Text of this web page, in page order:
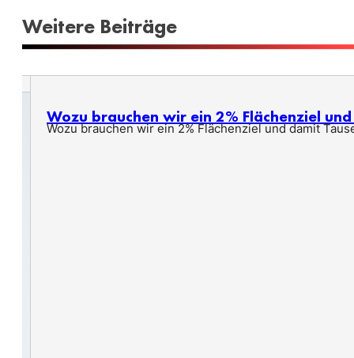
Weitere Beiträge
Wozu brauchen wir ein 2% Flächenziel
Wozu brauchen wir ein 2% Flächenziel und damit